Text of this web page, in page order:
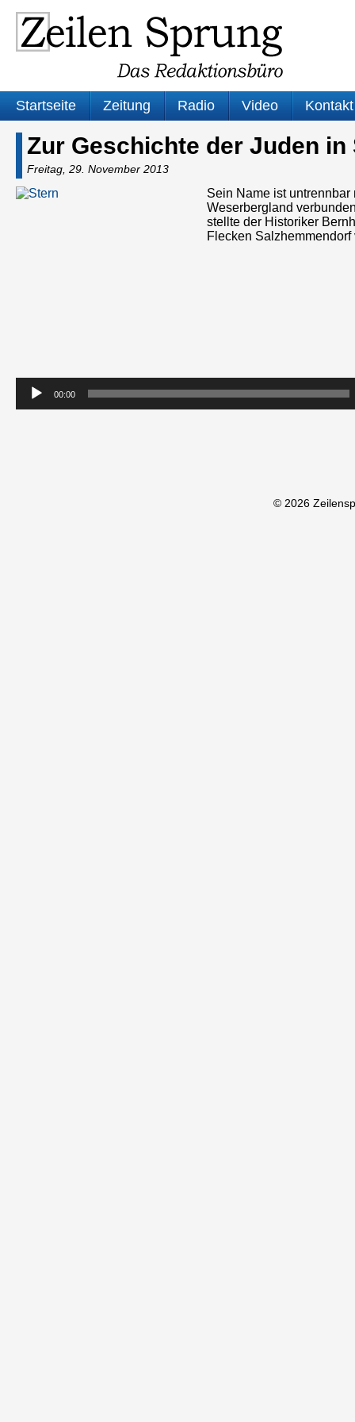
Startseite Zeitung Radio Video Kontakt
Zur Geschichte der Juden
Freitag, 29. November 2013
Sein Name ist
Weserbergland
stellte der Historiker
Flecken
00:00
© 2026